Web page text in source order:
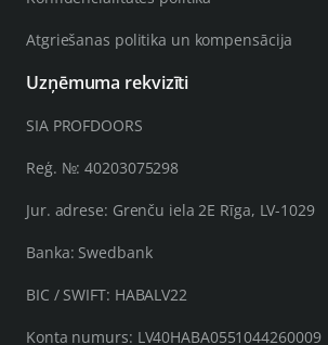
Atgriešanas politika un kompensācija
Uzņēmuma rekvizīti
SIA PROFDOORS
Reģ. №: 40203075298
Jur. adrese: Grenču iela 2E Rīga, LV-1029
Banka: Swedbank
BIC / SWIFT: HABALV22
Konta numurs: LV40HABA0551044260009